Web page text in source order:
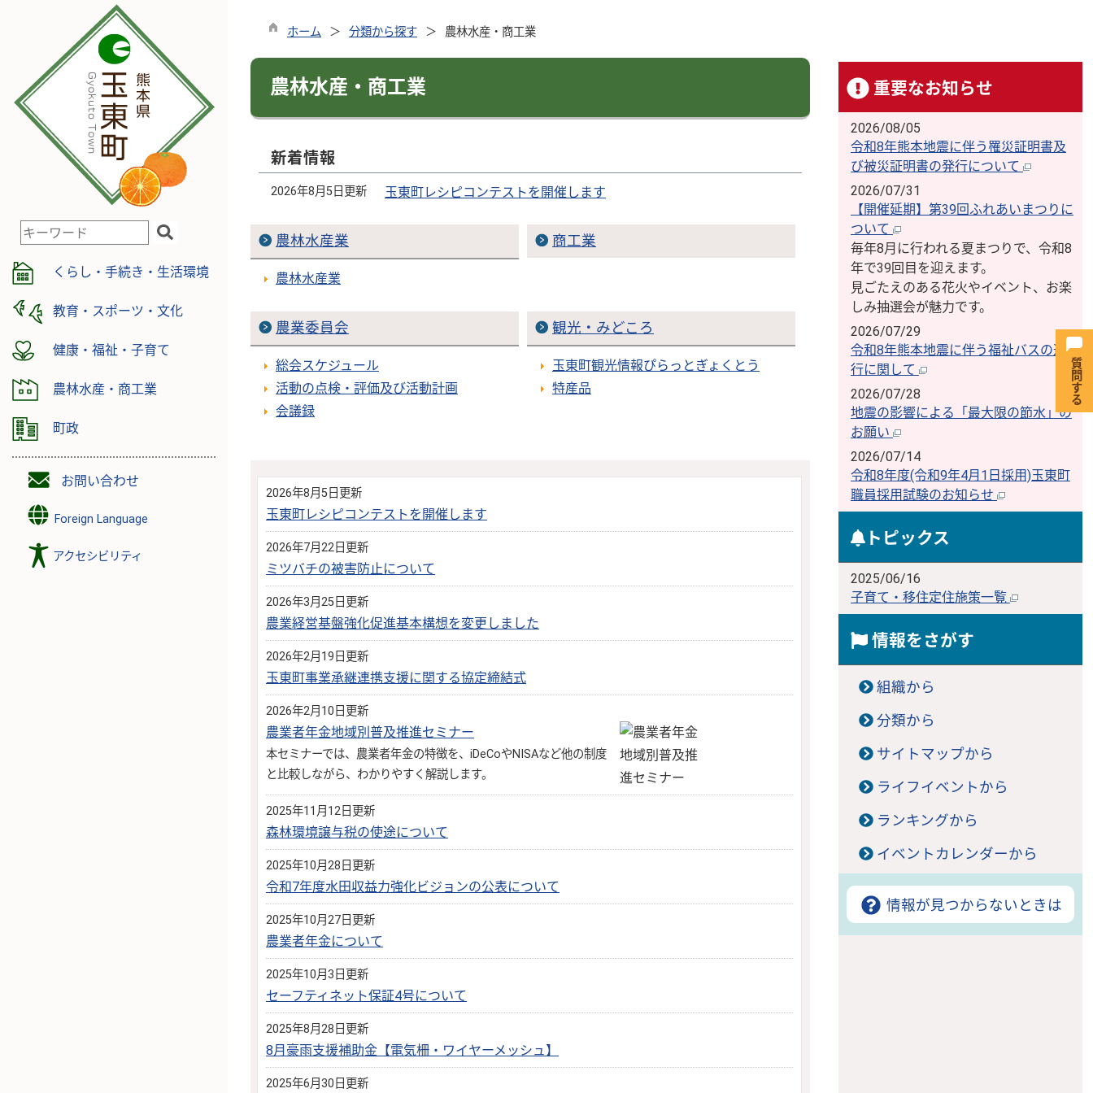
検
キ
ー
ワ
ド
くらし・手続き・生活環境
教育・スポーツ・文化
健康・福祉・子育て
農林水産・商工業
町政
お問い合わせ
Foreign Language
アクセシビリティ
ホーム 分類から探す 農林水産・商工業
農林水産・商工業
新着情報
2026年8月5日更新 玉東町レシピコンテストを開催します
農林水産業
農林水産業
商工業
農業委員会
総会スケジュール
活動の点検・評価及び活動計画
会議録
観光・みどころ
玉東町観光情報ぴらっとぎょくとう
特産品
2026年8月5日更新
玉東町レシピコンテストを開催します
2026年7月22日更新
ミツバチの被害防止について
2026年3月25日更新
農業経営基盤強化促進基本構想を変更しました
2026年2月19日更新
玉東町事業承継連携支援に関する協定締結式
2026年2月10日更新
農業者年金地域別普及推進セミナー
本セミナーでは、農業者年金の特徴を、iDeCoやNISAなど他の制度
と比較しながら、わかりやすく解説します。
2025年11月12日更新
森林環境譲与税の使途について
2025年10月28日更新
令和7年度水田収益力強化ビジョンの公表について
2025年10月27日更新
農業者年金について
2025年10月3日更新
セーフティネット保証4号について
2025年8月28日更新
8月豪雨支援補助金【電気柵・ワイヤーメッシュ】
2025年6月30日更新
重要なお知らせ
2026/08/05
令和8年熊本地震に伴う罹災証明書及
び被災証明書の発行について
2026/07/31
【開催延期】第39回ふれあいまつりに
ついて
毎年8月に行われる夏まつりで、令和8
年で39回目を迎えます。
見ごたえのある花火やイベント、お楽
しみ抽選会が魅力です。
2026/07/29
令和8年熊本地震に伴う福祉バスの運
行に関して
2026/07/28
地震の影響による「最大限の節水」の
お願い
2026/07/14
令和8年度(令和9年4月1日採用)玉東町
職員採用試験のお知らせ
トピックス
2025/06/16
子育て・移住定住施策一覧
情報をさがす
組織から
分類から
サイトマップから
ライフイベントから
ランキングから
イベントカレンダーから
情報が見つからないときは